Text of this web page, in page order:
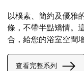
以樸素、簡約及優雅
條，不帶半點矯情。
合，給您的浴室空間
查看完整系列